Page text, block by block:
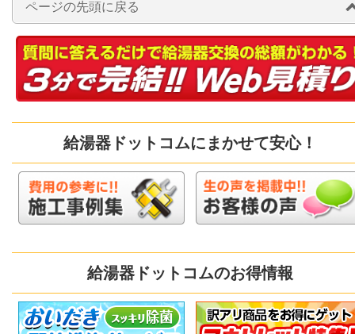
ページの先頭に戻る
給湯器ドットコムにまかせて安心！
給湯器ドットコムのお得情報